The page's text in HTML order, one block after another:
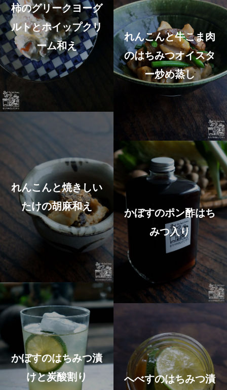
柿のグリークヨーグ
ルトとホイップクリ
ーム和え
れんこんと牛こま肉
のはちみつオイスタ
ー炒め蒸し
れんこんと焼きしい
たけの胡麻和え
かぼすのポン酢はち
みつ入り
かぼすのはちみつ漬
けと炭酸割り
へべすのはちみつ漬